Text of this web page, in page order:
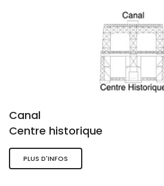
Canal
Centre historique
PLUS D'INFOS